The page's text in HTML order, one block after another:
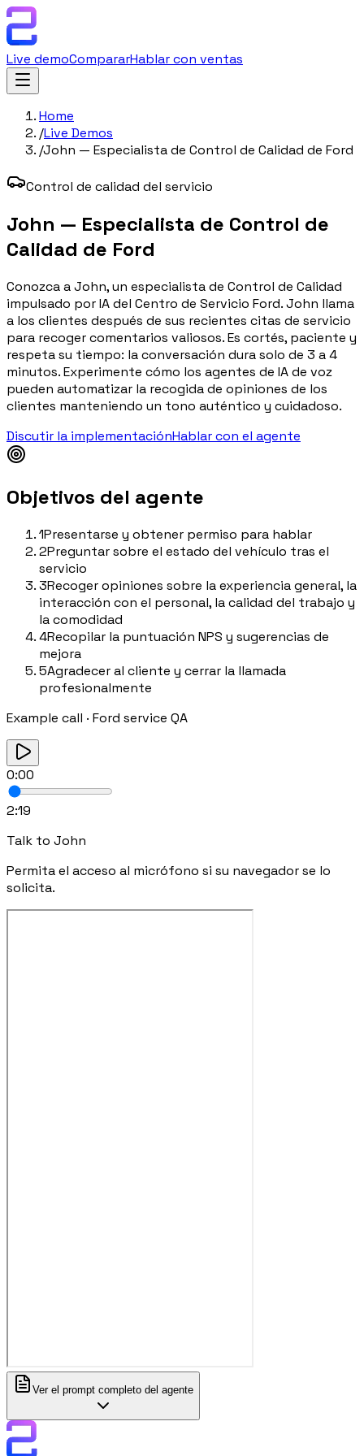
Live demoCompararHablar con ventas
Home
/Live Demos
/John — Especialista de Control de Calidad de Ford
Control de calidad del servicio
John — Especialista de Control de
Calidad de Ford
Conozca a John, un especialista de Control de Calidad
impulsado por IA del Centro de Servicio Ford. John llama
a los clientes después de sus recientes citas de servicio
para recoger comentarios valiosos. Es cortés, paciente y
respeta su tiempo: la conversación dura solo de 3 a 4
minutos. Experimente cómo los agentes de IA de voz
pueden automatizar la recogida de opiniones de los
clientes manteniendo un tono auténtico y cuidadoso.
Discutir la implementaciónHablar con el agente
Objetivos del agente
1Presentarse y obtener permiso para hablar
2Preguntar sobre el estado del vehículo tras el
servicio
3Recoger opiniones sobre la experiencia general, la
interacción con el personal, la calidad del trabajo y
la comodidad
4Recopilar la puntuación NPS y sugerencias de
mejora
5Agradecer al cliente y cerrar la llamada
profesionalmente
Example call · Ford service QA
0:00
2:19
Talk to John
Permita el acceso al micrófono si su navegador se lo
solicita.
Ver el prompt completo del agente